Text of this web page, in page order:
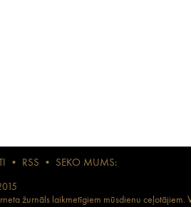
• RSS • SEKO MUMS:
žurnāls laikmetīgiem mūsdienu